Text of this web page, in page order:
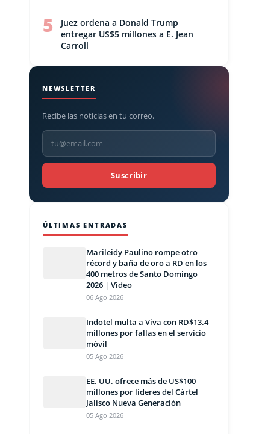
5
Juez ordena a Donald Trump
entregar US$5 millones a E. Jean
Carroll
NEWSLETTER
Recibe las noticias en tu correo.
Suscribir
ÚLTIMAS ENTRADAS
Marileidy Paulino rompe otro
récord y baña de oro a RD en los
400 metros de Santo Domingo
2026 | Video
06 Ago 2026
Indotel multa a Viva con RD$13.4
millones por fallas en el servicio
móvil
05 Ago 2026
EE. UU. ofrece más de US$100
millones por líderes del Cártel
Jalisco Nueva Generación
05 Ago 2026